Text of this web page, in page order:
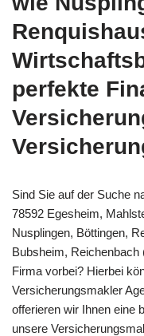
perfekte
Sind Sie auf der Suche
78592 Egesheim,
Nusplingen, Böttingen,
Bubsheim,
Firma vorbei? Hierbei
Versicherungsmakler
offerieren wir Ihnen eine
unsere